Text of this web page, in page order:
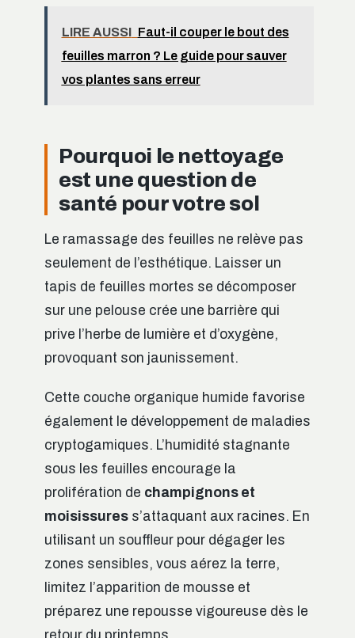
LIRE AUSSI Faut-il couper le bout des
feuilles marron ? Le guide pour sauver
vos plantes sans erreur
Pourquoi le nettoyage
est une question de
santé pour votre sol
Le ramassage des feuilles ne relève pas
seulement de l’esthétique. Laisser un
tapis de feuilles mortes se décomposer
sur une pelouse crée une barrière qui
prive l’herbe de lumière et d’oxygène,
provoquant son jaunissement.
Cette couche organique humide favorise
également le développement de maladies
cryptogamiques. L’humidité stagnante
sous les feuilles encourage la
prolifération de champignons et
moisissures s’attaquant aux racines. En
utilisant un souffleur pour dégager les
zones sensibles, vous aérez la terre,
limitez l’apparition de mousse et
préparez une repousse vigoureuse dès le